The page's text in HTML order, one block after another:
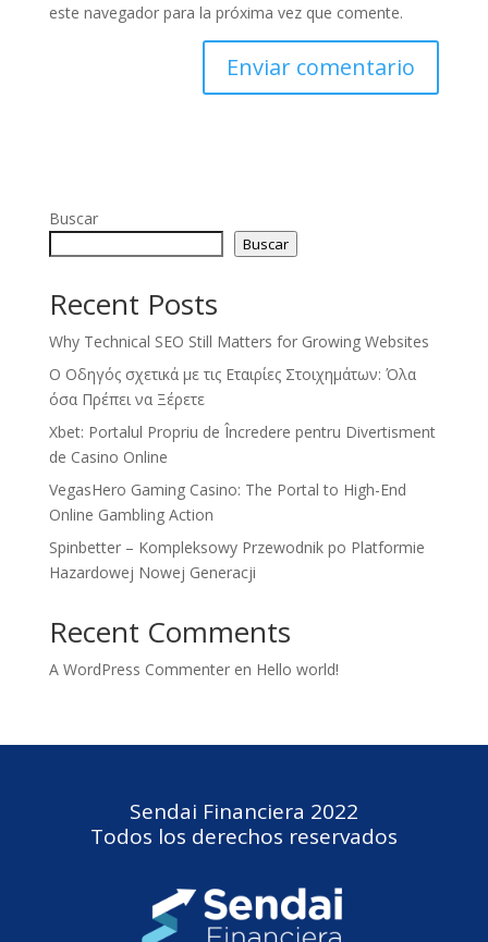
este navegador para la próxima vez que comente.
Buscar
Buscar
Recent Posts
Why Technical SEO Still Matters for Growing Websites
Ο Οδηγός σχετικά με τις Εταιρίες Στοιχημάτων: Όλα
όσα Πρέπει να Ξέρετε
Xbet: Portalul Propriu de Încredere pentru Divertisment
de Casino Online
VegasHero Gaming Casino: The Portal to High-End
Online Gambling Action
Spinbetter – Kompleksowy Przewodnik po Platformie
Hazardowej Nowej Generacji
Recent Comments
A WordPress Commenteren Hello world!
Sendai Financiera 2022
Todos los derechos reservados